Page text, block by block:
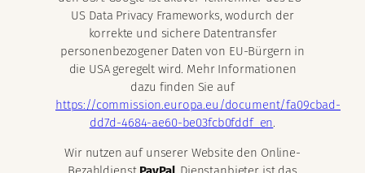
US Data Privacy Frameworks, wodurch der
korrekte und sichere Datentransfer
personenbezogener Daten von EU-Bürgern in
die USA geregelt wird. Mehr Informationen
dazu finden Sie auf
https://commission.europa.eu/document/fa09cbad-
dd7d-4684-ae60-be03fcb0fddf_en.
Wir nutzen auf unserer Website den Online-